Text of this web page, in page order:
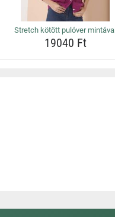
Stretch kötött pulóver mintával
19040 Ft